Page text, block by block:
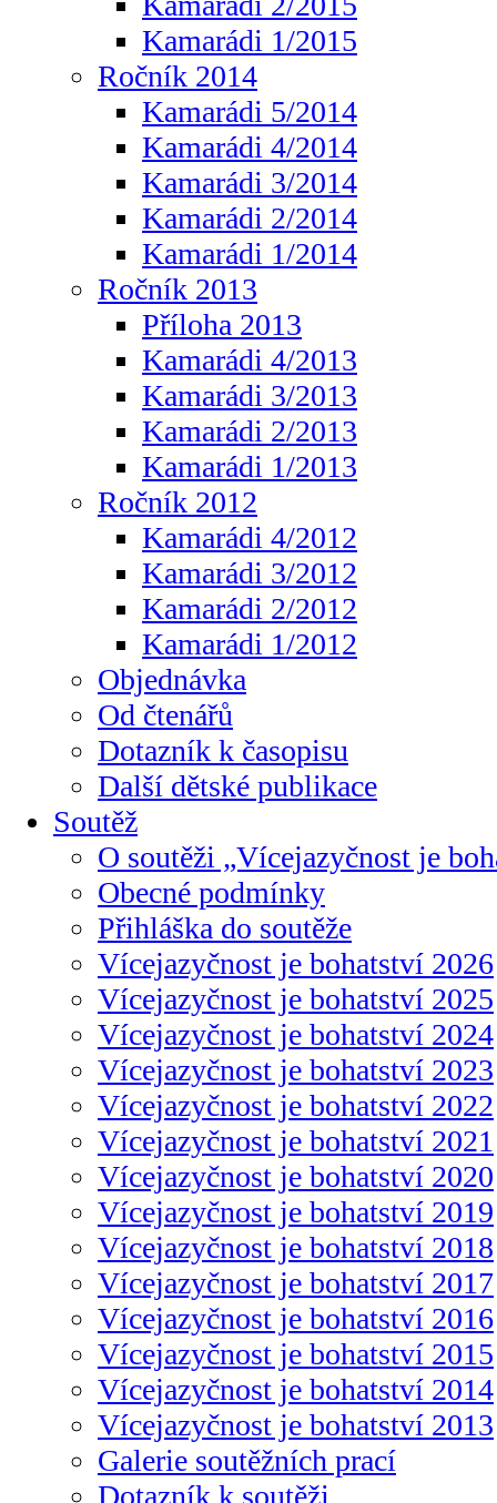
Kamarádi 1/2015
Ročník 2014
Kamarádi 5/2014
Kamarádi 4/2014
Kamarádi 3/2014
Kamarádi 2/2014
Kamarádi 1/2014
Ročník 2013
Příloha 2013
Kamarádi 4/2013
Kamarádi 3/2013
Kamarádi 2/2013
Kamarádi 1/2013
Ročník 2012
Kamarádi 4/2012
Kamarádi 3/2012
Kamarádi 2/2012
Kamarádi 1/2012
Objednávka
Od čtenářů
Dotazník k časopisu
Další dětské publikace
Soutěž
O soutěži „Vícejazyčnost je
Obecné podmínky
Přihláška do soutěže
Vícejazyčnost je bohatství 2026
Vícejazyčnost je bohatství 2025
Vícejazyčnost je bohatství 2024
Vícejazyčnost je bohatství 2023
Vícejazyčnost je bohatství 2022
Vícejazyčnost je bohatství 2021
Vícejazyčnost je bohatství 2020
Vícejazyčnost je bohatství 2019
Vícejazyčnost je bohatství 2018
Vícejazyčnost je bohatství 2017
Vícejazyčnost je bohatství 2016
Vícejazyčnost je bohatství 2015
Vícejazyčnost je bohatství 2014
Vícejazyčnost je bohatství 2013
Galerie soutěžních prací